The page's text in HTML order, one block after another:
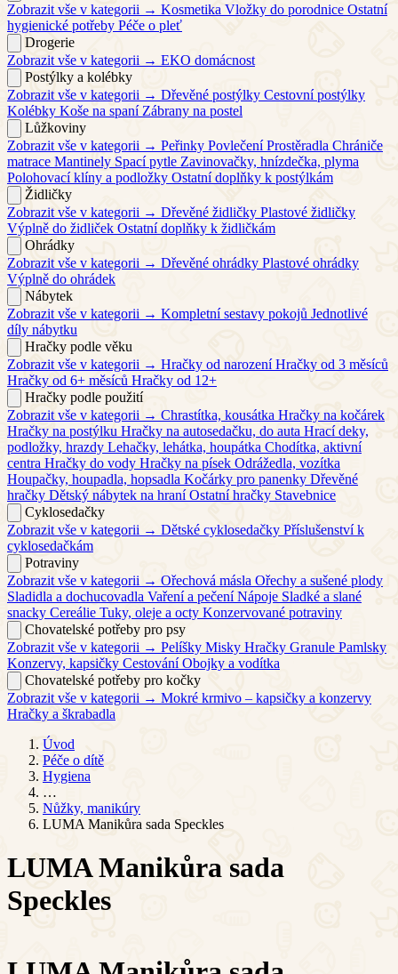
Zobrazit vše v kategorii → Kosmetika Vložky do porodnice Ostatní
hygienické potřeby Péče o pleť
Drogerie
Zobrazit vše v kategorii → EKO domácnost
Postýlky a kolébky
Zobrazit vše v kategorii → Dřevěné postýlky Cestovní postýlky
Kolébky Koše na spaní Zábrany na postel
Lůžkoviny
Zobrazit vše v kategorii → Peřinky Povlečení Prostěradla Chrániče
matrace Mantinely Spací pytle Zavinovačky, hnízdečka, plyma
Polohovací klíny a podložky Ostatní doplňky k postýlkám
Židličky
Zobrazit vše v kategorii → Dřevěné židličky Plastové židličky
Výplně do židliček Ostatní doplňky k židličkám
Ohrádky
Zobrazit vše v kategorii → Dřevěné ohrádky Plastové ohrádky
Výplně do ohrádek
Nábytek
Zobrazit vše v kategorii → Kompletní sestavy pokojů Jednotlivé
díly nábytku
Hračky podle věku
Zobrazit vše v kategorii → Hračky od narození Hračky od 3 měsíců
Hračky od 6+ měsíců Hračky od 12+
Hračky podle použití
Zobrazit vše v kategorii → Chrastítka, kousátka Hračky na kočárek
Hračky na postýlku Hračky na autosedačku, do auta Hrací deky,
podložky, hrazdy Lehačky, lehátka, houpátka Chodítka, aktivní
centra Hračky do vody Hračky na písek Odrážedla, vozítka
Houpačky, houpadla, hopsadla Kočárky pro panenky Dřevěné
hračky Dětský nábytek na hraní Ostatní hračky Stavebnice
Cyklosedačky
Zobrazit vše v kategorii → Dětské cyklosedačky Příslušenství k
cyklosedačkám
Potraviny
Zobrazit vše v kategorii → Ořechová másla Ořechy a sušené plody
Sladidla a dochucovadla Vaření a pečení Nápoje Sladké a slané
snacky Cereálie Tuky, oleje a octy Konzervované potraviny
Chovatelské potřeby pro psy
Zobrazit vše v kategorii → Pelíšky Misky Hračky Granule Pamlsky
Konzervy, kapsičky Cestování Obojky a vodítka
Chovatelské potřeby pro kočky
Zobrazit vše v kategorii → Mokré krmivo – kapsičky a konzervy
Hračky a škrabadla
Úvod
Péče o dítě
Hygiena
…
Nůžky, manikúry
LUMA Manikůra sada Speckles
LUMA Manikůra sada
Speckles